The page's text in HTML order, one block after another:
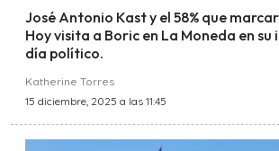
José Antonio Kast y el 58% que
Hoy visita a Boric en La Moneda en
día político.
Katherine Torres
15 diciembre, 2025 a las 11:45